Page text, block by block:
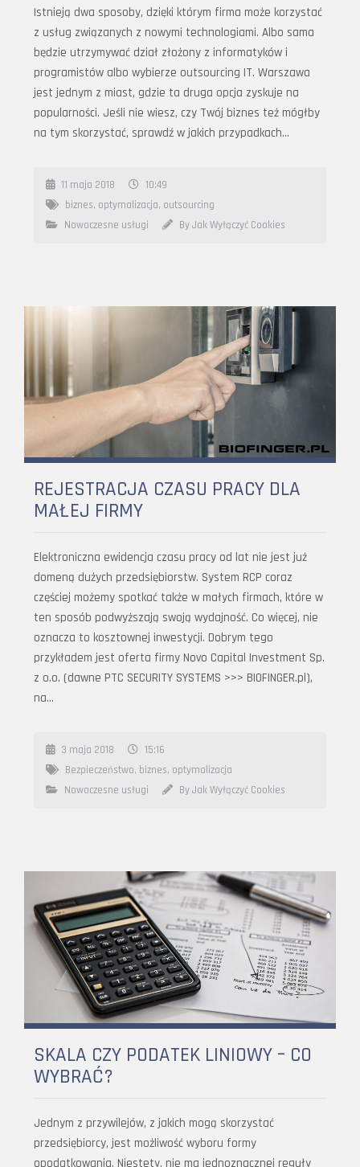
Istnieją dwa sposoby, dzięki którym firma może korzystać
z usług związanych z nowymi technologiami. Albo sama
będzie utrzymywać dział złożony z informatyków i
programistów albo wybierze outsourcing IT. Warszawa
jest jednym z miast, gdzie ta druga opcja zyskuje na
popularności. Jeśli nie wiesz, czy Twój biznes też mógłby
na tym skorzystać, sprawdź w jakich przypadkach…
11 maja 2018
10:49
biznes, optymalizacja, outsourcing
Nowoczesne usługi
By Jak Wyłączyć Cookies
REJESTRACJA CZASU PRACY DLA
MAŁEJ FIRMY
Elektroniczna ewidencja czasu pracy od lat nie jest już
domeną dużych przedsiębiorstw. System RCP coraz
częściej możemy spotkać także w małych firmach, które w
ten sposób podwyższają swoją wydajność. Co więcej, nie
oznacza to kosztownej inwestycji. Dobrym tego
przykładem jest oferta firmy Novo Capital Investment Sp.
z o.o. (dawne PTC SECURITY SYSTEMS >>> BIOFINGER.pl),
na…
3 maja 2018
15:16
Bezpieczeństwo, biznes, optymalizacja
Nowoczesne usługi
By Jak Wyłączyć Cookies
SKALA CZY PODATEK LINIOWY – CO
WYBRAĆ?
Jednym z przywilejów, z jakich mogą skorzystać
przedsiębiorcy, jest możliwość wyboru formy
opodatkowania. Niestety, nie ma jednoznacznej reguły